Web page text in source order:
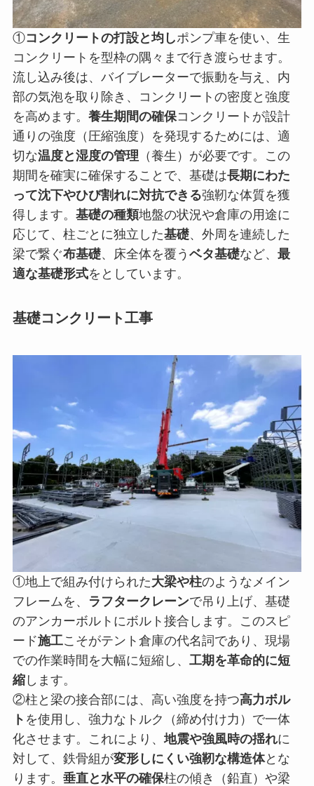
①コンクリートの打設と均しポンプ車を使い、生
コンクリートを型枠の隅々まで行き渡らせます。
流し込み後は、バイブレーターで振動を与え、内
部の気泡を取り除き、コンクリートの密度と強度
を高めます。 養生期間の確保コンクリートが設計
通りの強度（圧縮強度）を発現するためには、適
切な温度と湿度の管理 （養生）が必要です。この
期間を確実に確保することで、基礎は長期にわた
って沈下やひび割れに対抗できる強靭な体質を獲
得します。 基礎の種類地盤の状況や倉庫の用途に
応じて、柱ごとに独立した基礎、外周を連続した
梁で繋ぐ布基礎、床全体を覆う ベタ基礎など、 最
適な基礎形式をとしています。
基礎コンクリート工事
①地上で組み付けられた大梁や柱のようなメイン
フレームを、
ラフタークレーンで吊り上げ、基礎
のアンカーボルトにボルト接合します。このスピ
ード施工こそがテント倉庫の代名詞であり、現場
での作業時間を大幅に短縮し、 工期を革命的に短
縮します。
②柱と梁の接合部には、高い強度を持つ高力ボル
ト を使用し、強力なトルク（締め付け力）で一体
化させます。これにより、地震や強風時の揺れに
対して、鉄骨組が変形しにくい強靭な構造体とな
ります。 垂直と水平の確保柱の傾き（鉛直）や梁